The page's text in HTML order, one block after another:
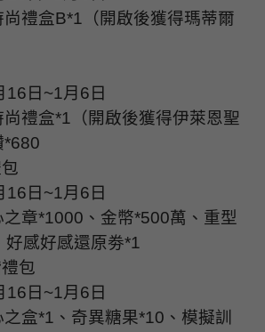
禮盒B*1 （開啟後獲得瑪蒂爾
16 日 ~1月 6 日
尚禮盒*1 （開啟後獲得伊萊恩聖
*680
16 日 ~1月 6 日
之章*1000 、金幣*500萬、重型
好感好感還原劵*1
包
16 日 ~1月 6 日
之盒*1 、奇異糖果*10 、模擬訓